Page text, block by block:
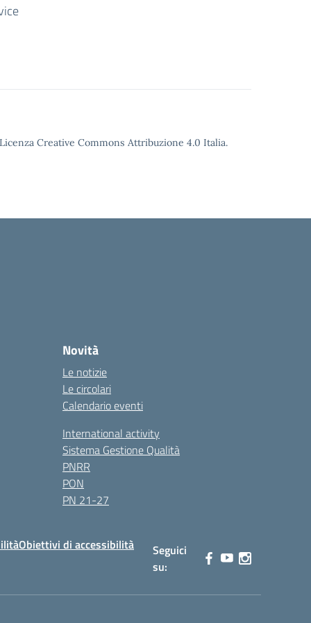
Creative Commons Attribuzione 4.0 Italia.
Novità
Le notizie
Le circolari
Calendario eventi
International activity
Sistema Gestione Qualità
PNRR
PON
PN 21-27
Obiettivi di accessibilità
Seguici
su: